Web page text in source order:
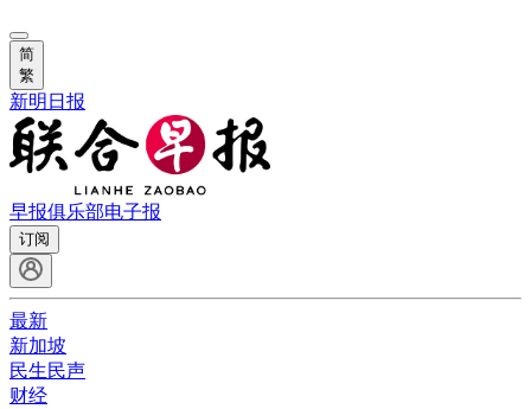
简
繁
新明日报
早报俱乐部电子报
订阅
最新
新加坡
民生民声
财经